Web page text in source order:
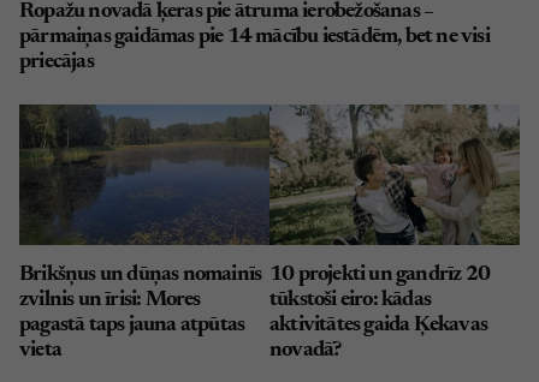
Ropažu novadā ķeras pie ātruma ierobežošanas –
pārmaiņas gaidāmas pie 14 mācību iestādēm, bet ne visi
priecājas
Brikšņus un dūņas nomainīs
zvilnis un īrisi: Mores
pagastā taps jauna atpūtas
vieta
10 projekti un gandrīz 20
tūkstoši eiro: kādas
aktivitātes gaida Ķekavas
novadā?